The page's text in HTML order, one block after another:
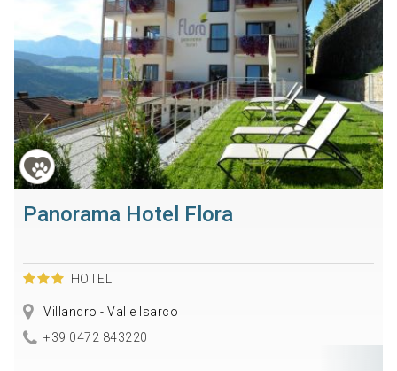
Panorama Hotel Flora
HOTEL
Villandro - Valle Isarco
+39 0472 843220